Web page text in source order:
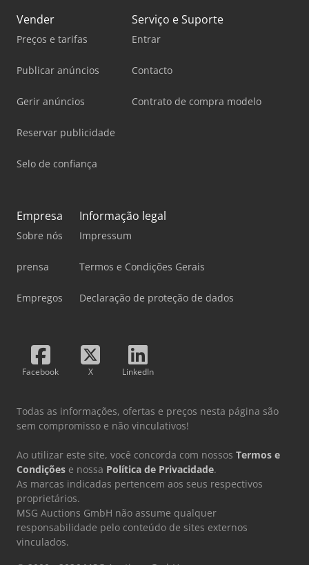
Vender
Preços e tarifas
Publicar anúncios
Gerir anúncios
Reservar publicidade
Selo de confiança
Serviço e Suporte
Entrar
Contacto
Contrato de compra modelo
Empresa
Sobre nós
prensa
Empregos
Informação legal
Impressum
Termos e Condições Gerais
Declaração de proteção de dados
Facebook X LinkedIn
Todas as informações, ofertas e preços nesta página são
sem compromisso e não vinculativos!
Ao utilizar este site, você concorda com nossos Termos e
Condições e nossa Política de Privacidade.
As marcas indicadas pertencem aos seus respectivos
proprietários.
MSG Auctions GmbH não assume qualquer
responsabilidade pelo conteúdo de sites externos
vinculados.